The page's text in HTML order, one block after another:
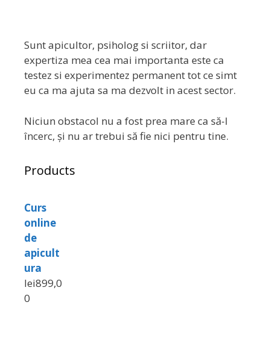
Sunt apicultor, psiholog si scriitor, dar
expertiza mea cea mai importanta este ca
testez si experimentez permanent tot ce simt
eu ca ma ajuta sa ma dezvolt in acest sector.
Niciun obstacol nu a fost prea mare ca să-l
încerc, și nu ar trebui să fie nici pentru tine.
Products
Curs
online
de
apicult
ura
lei899,0
0